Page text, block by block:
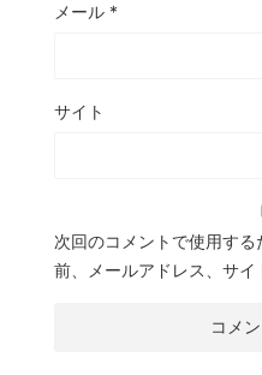
メール *
サイト
次回のコメントで使用す
前、メールアドレス、サイ